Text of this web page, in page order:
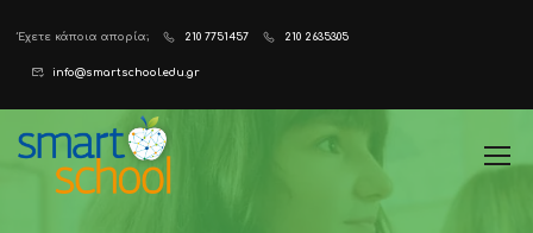
Έχετε κάποια απορία; 210 7751457 210 2635305
info@smartschool.edu.gr